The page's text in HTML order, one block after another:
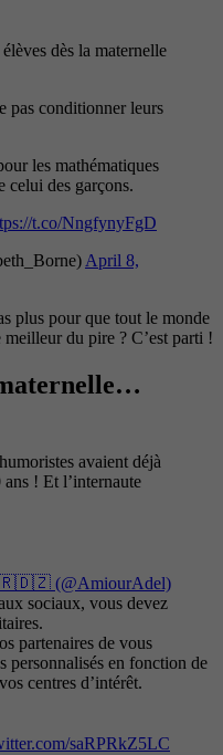
dès la maternelle
pas conditionner leurs
les mathématiques
celui des garçons.
t.co/NngfynyFgD
April 8,
plus pour que tout le monde
du pire ? C’est parti !
avaient déjà
! Et l’internaute
🇫🇷🇩🇿 (@AmiourAdel)
sociaux, vous devez
partenaires de vous
personnalisés en fonction de
centres d’intérêt.
saRPRkZ5LC